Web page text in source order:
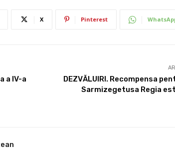
X Pinterest
a IV-a
DEZVĂLUIRI. Recompensa
Sarmizegetusa Regia